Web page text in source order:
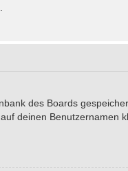
des Boards
deinen Benutzernamen